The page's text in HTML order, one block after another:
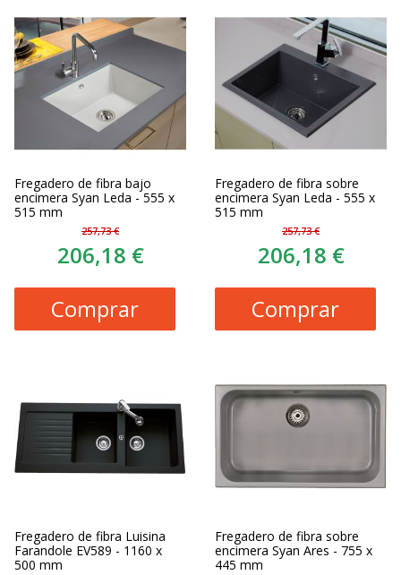
Fregadero de fibra bajo
encimera Syan Leda - 555 x
515 mm
257,73 €
206,18 €
Comprar
Fregadero de fibra sobre
encimera Syan Leda - 555 x
515 mm
257,73 €
206,18 €
Comprar
Fregadero de fibra Luisina
Farandole EV589 - 1160 x
500 mm
Fregadero de fibra sobre
encimera Syan Ares - 755 x
445 mm